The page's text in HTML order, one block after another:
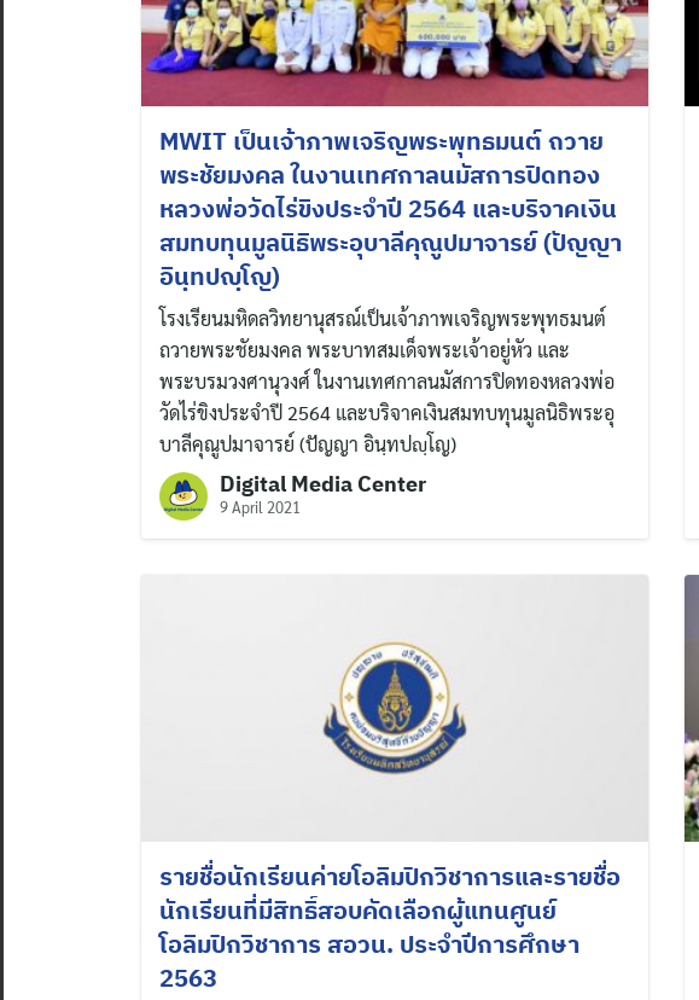
MWIT เป็นเจ้าภาพเจริญพระพุทธมนต์ ถวาย
พระชัยมงคล ในงานเทศกาลนมัสการปิดทอง
หลวงพ่อวัดไร่ขิงประจำปี 2564 และบริจาคเงิน
สมทบทุนมูลนิธิพระอุบาลีคุณูปมาจารย์ (ปัญญา
อินฺทปญฺโญ)
โรงเรียนมหิดลวิทยานุสรณ์เป็นเจ้าภาพเจริญพระพุทธมนต์
ถวายพระชัยมงคล พระบาทสมเด็จพระเจ้าอยู่หัว และ
พระบรมวงศานุวงศ์ ในงานเทศกาลนมัสการปิดทองหลวงพ่อ
วัดไร่ขิงประจำปี 2564 และบริจาคเงินสมทบทุนมูลนิธิพระอุ
บาลีคุณูปมาจารย์ (ปัญญา อินฺทปญฺโญ)
Digital Media Center
9 April 2021
รายชื่อนักเรียนค่ายโอลิมปิกวิชาการและรายชื่อ
นักเรียนที่มีสิทธิ์สอบคัดเลือกผู้แทนศูนย์
โอลิมปิกวิชาการ สอวน. ประจำปีการศึกษา
2563